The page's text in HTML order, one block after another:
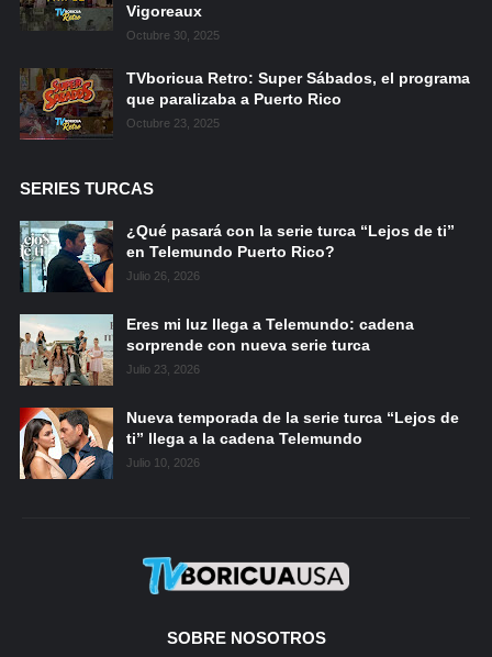
Vigoreaux
Octubre 30, 2025
TVboricua Retro: Super Sábados, el programa
que paralizaba a Puerto Rico
Octubre 23, 2025
SERIES TURCAS
¿Qué pasará con la serie turca “Lejos de ti”
en Telemundo Puerto Rico?
Julio 26, 2026
Eres mi luz llega a Telemundo: cadena
sorprende con nueva serie turca
Julio 23, 2026
Nueva temporada de la serie turca “Lejos de
ti” llega a la cadena Telemundo
Julio 10, 2026
SOBRE NOSOTROS